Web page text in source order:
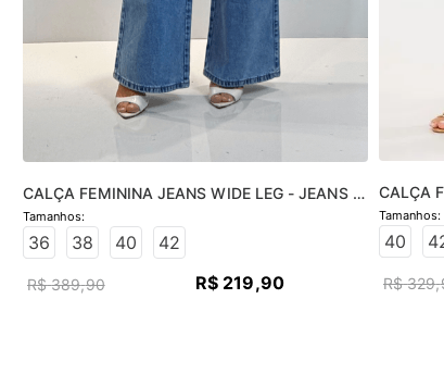
CALÇA FEMININA JEANS WIDE LEG - JEANS
CLARO
36 38 40 42
R$ 389,90 R$ 219,90
CALÇA
JEANS
40
R$ 329,